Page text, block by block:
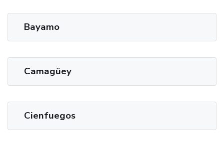
Bayamo
Camagüey
Cienfuegos